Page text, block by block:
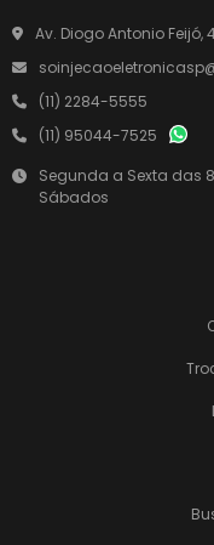
Av. Diogo Antonio Feijó,
(11) 2284-5555
(11) 95044-7525
Segunda a Sexta das
Sábados